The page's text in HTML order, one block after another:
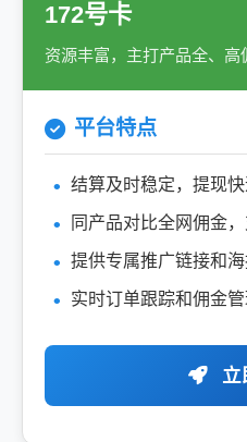
172号卡
资源丰富，主打产品全、高
平台特点
结算及时稳定，提现
同产品对比全网佣金
提供专属推广链接和海
实时订单跟踪和佣金管
立